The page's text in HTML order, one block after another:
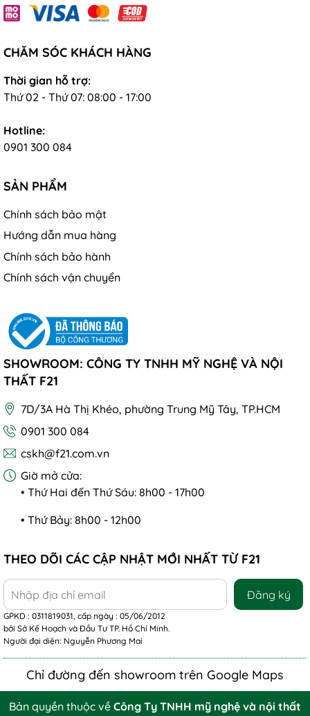
CHĂM SÓC KHÁCH HÀNG
Thời gian hỗ trợ:
Thứ 02 - Thứ 07: 08:00 - 17:00
Hotline:
0901 300 084
SẢN PHẨM
Chính sách bảo mật
Hướng dẫn mua hàng
Chính sách bảo hành
Chính sách vận chuyển
SHOWROOM: CÔNG TY TNHH MỸ NGHỆ VÀ NỘI
THẤT F21
7D/3A Hà Thị Khéo, phường Trung Mỹ Tây, TP.HCM
0901 300 084
cskh@f21.com.vn
Giờ mở cửa:
• Thứ Hai đến Thứ Sáu: 8h00 - 17h00
• Thứ Bảy: 8h00 - 12h00
THEO DÕI CÁC CẬP NHẬT MỚI NHẤT TỪ F21
Đăng ký
GPKD : 0311819031, cấp ngày : 05/06/2012
bởi Sở Kế Hoạch và Đầu Tư TP. Hồ Chí Minh.
Người đại diện: Nguyễn Phương Mai
Chỉ đường đến showroom trên Google Maps
Bản quyền thuộc về Công Ty TNHH mỹ nghệ và nội thất